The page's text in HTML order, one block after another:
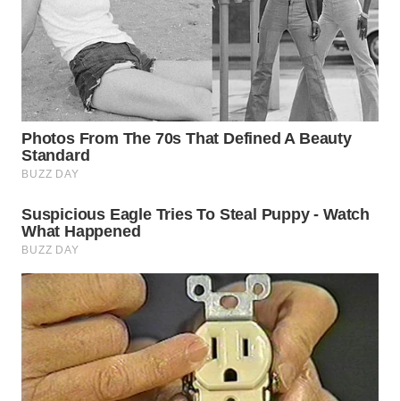
SUMEDANG
WN
CIANJUR
WN
KEPULAUAN
SERIBU
WN
TANGERANG
WN
BINJAI
WN
CIREBON